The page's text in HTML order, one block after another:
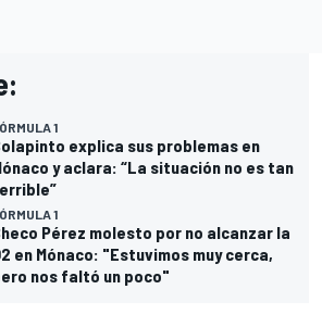
1
explica sus problemas en
y aclara: “La situación no es tan
1
Pérez molesto por no alcanzar la
en Mónaco: "Estuvimos muy cerca,
nos faltó un poco"